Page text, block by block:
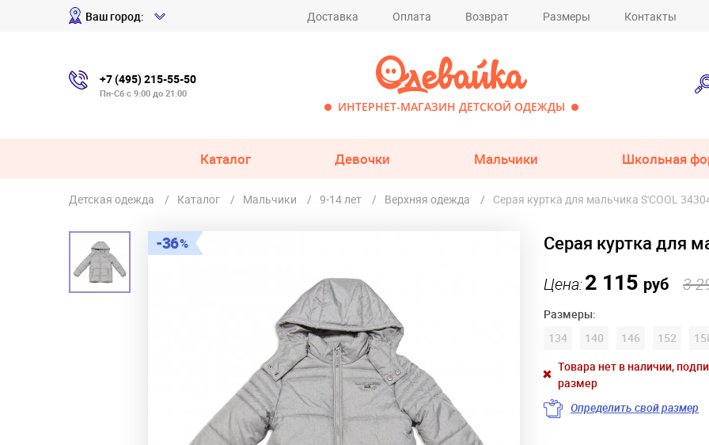
Ваш город: Доставка Оплата Возврат Размеры Контакты
+7 (495) 215-55-50
Пн-Сб с 9:00 до 21:00
ИНТЕРНЕТ-МАГАЗИН ДЕТСКОЙ ОДЕЖДЫ
Каталог Девочки Мальчики Школьная
Детская одежда Каталог Мальчики 9-14 лет Верхняя одежда Серая куртка для мальчика S'COOL
36 Серая куртка для
Цена:2 115 руб 3
Размеры:
134
140 146 152
Товара нет в наличии,
размер
Определить свой размер